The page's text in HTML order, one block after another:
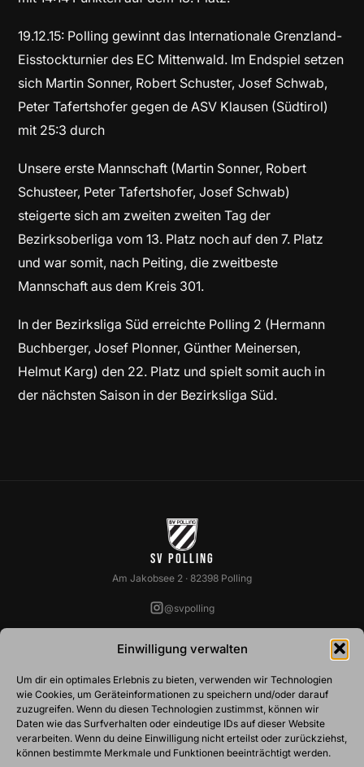
Einwilligung verwalten
Um dir ein optimales Erlebnis zu bieten, verwenden wir Technologien
wie Cookies, um Geräteinformationen zu speichern und/oder darauf
zuzugreifen. Wenn du diesen Technologien zustimmst, können wir
Daten wie das Surfverhalten oder eindeutige IDs auf dieser Website
verarbeiten. Wenn du deine Einwilligung nicht erteilst oder zurückziehst,
können bestimmte Merkmale und Funktionen beeinträchtigt werden.
19.12.15: Polling gewinnt das Internationale Grenzland-
Eisstockturnier des EC Mittenwald. Im Endspiel setzen
sich Martin Sonner, Robert Schuster, Josef Schwab,
Peter Tafertshofer gegen de ASV Klausen (Südtirol)
mit 25:3 durch
Unsere erste Mannschaft (Martin Sonner, Robert
Schusteer, Peter Tafertshofer, Josef Schwab)
steigerte sich am zweiten zweiten Tag der
Bezirksoberliga vom 13. Platz noch auf den 7. Platz
und war somit, nach Peiting, die zweitbeste
Mannschaft aus dem Kreis 301.
In der Bezirksliga Süd erreichte Polling 2 (Hermann
Buchberger, Josef Plonner, Günther Meinersen,
Helmut Karg) den 22. Platz und spielt somit auch in
der nächsten Saison in der Bezirksliga Süd.
SV Polling
Am Jakobsee 2 · 82398 Polling
@svpolling
Basketball
Ski
Tennis
Turnen
Stockschützen
VEREIN
Vorstandschaft
Abteilungsleiter
Belegungspläne
Mitgliedschaft